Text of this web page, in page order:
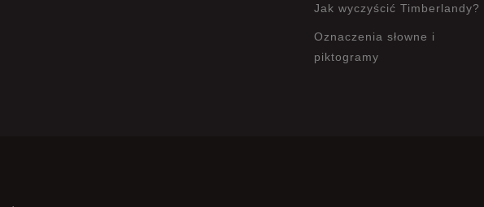
Jak wyczyścić Timberlandy?
Oznaczenia słowne i
piktogramy